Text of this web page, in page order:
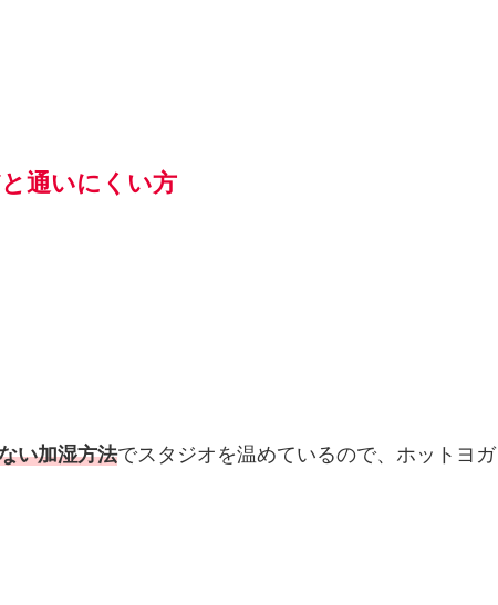
通いにくい方
い加湿方法でスタジオを温めているので、ホットヨガ